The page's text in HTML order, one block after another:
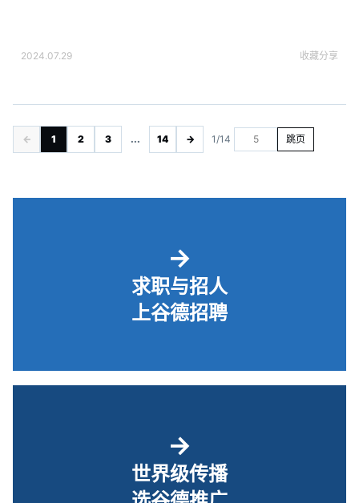
2024.07.29 收藏分享
← 1 2 3 ... 14 → 1/14 跳页
→
求职与招人
上谷德招聘
→
世界级传播